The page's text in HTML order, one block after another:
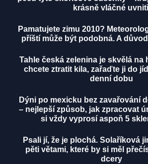
krásně vláčné
Pamatujete zimu 2010?
příští může být podobná. A
Tahle česká zelenina je skvělá na
chcete ztratit kila, zařaďte ji do
denní dobu
Dýni po mexicku bez zavařování
– nejlepší způsob, jak zpracovat
si vždy vyprosí aspoň 5
Psali jí, že je plochá. Solaříková
pěti větami, které by si měl
dcery